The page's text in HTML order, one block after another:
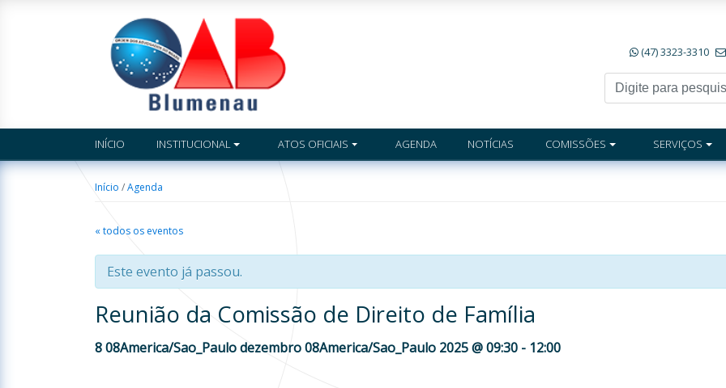
(47) 3323-3310
INÍCIO INSTITUCIONAL ATOS OFICIAIS AGENDA NOTÍCIAS COMISSÕES SERVIÇOS
Início /Agenda
« todos os eventos
Este evento já passou.
Reunião da Comissão de Direito de Família
8 08America/Sao_Paulo dezembro 08America/Sao_Paulo 2025 @ 09:30 - 12:00